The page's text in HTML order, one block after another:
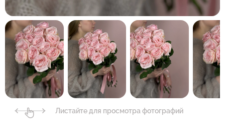
Листайте для просмотра фотографий